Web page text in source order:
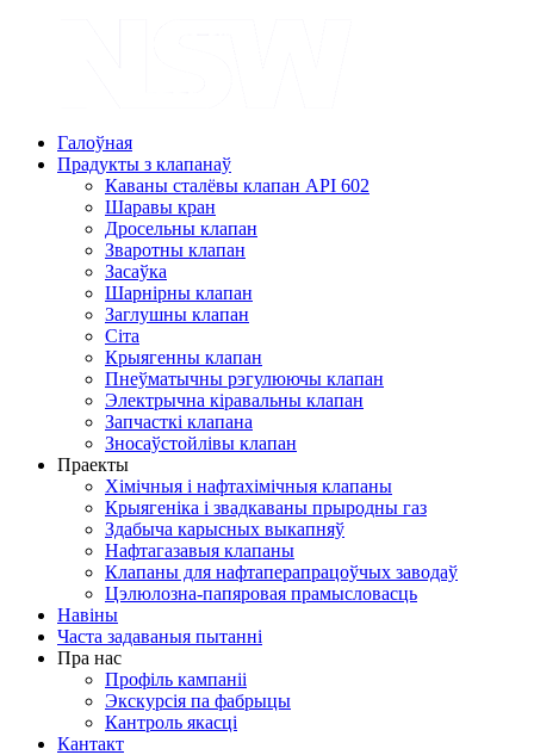
Галоўная
Прадукты з клапанаў
Каваны сталёвы клапан API 602
Шаравы кран
Дросельны клапан
Зваротны клапан
Засаўка
Шарнірны клапан
Заглушны клапан
Сіта
Крыягенны клапан
Пнеўматычны рэгулюючы клапан
Электрычна кіравальны клапан
Запчасткі клапана
Зносаўстойлівы клапан
Праекты
Хімічныя і нафтахімічныя клапаны
Крыягеніка і звадкаваны прыродны газ
Здабыча карысных выкапняў
Нафтагазавыя клапаны
Клапаны для нафтаперапрацоўчых заводаў
Цэлюлозна-папяровая прамысловасць
Навіны
Часта задаваныя пытанні
Пра нас
Профіль кампаніі
Экскурсія па фабрыцы
Кантроль якасці
Кантакт